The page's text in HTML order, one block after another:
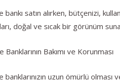
bankı satın alırken, bütçenizi,
doğal ve sıcak bir görünüm
Bakımı ve Korunması
banklarınızın uzun ömürlü